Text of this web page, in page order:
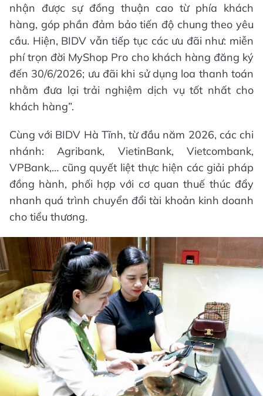
nhận được sự đồng thuận cao từ phía khách
hàng, góp phần đảm bảo tiến độ chung theo yêu
cầu. Hiện, BIDV vẫn tiếp tục các ưu đãi như: miễn
phí trọn đời MyShop Pro cho khách hàng đăng ký
đến 30/6/2026; ưu đãi khi sử dụng loa thanh toán
nhằm đưa lại trải nghiệm dịch vụ tốt nhất cho
khách hàng”.
Cùng với BIDV Hà Tĩnh, từ đầu năm 2026, các chi
nhánh: Agribank, VietinBank, Vietcombank,
VPBank,… cũng quyết liệt thực hiện các giải pháp
đồng hành, phối hợp với cơ quan thuế thúc đẩy
nhanh quá trình chuyển đổi tài khoản kinh doanh
cho tiểu thương.